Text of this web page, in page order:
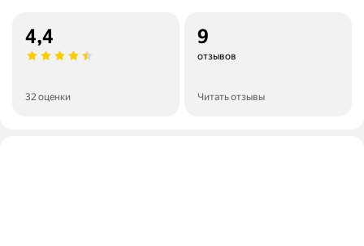
4,4
32 оценки
9
отзывов
Читать отзывы